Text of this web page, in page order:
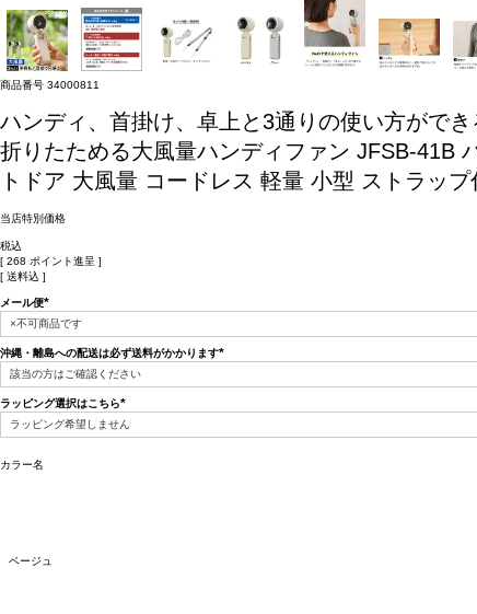
商品番号 34000811
ハンディ、首掛け、卓上と3通りの使い方がで
折りたためる大風量ハンディファン JFSB-41B
トドア 大風量 コードレス 軽量 小型 ストラッ
当店特別価格
税込
[ 268 ポイント進呈 ]
送料込
メール便
(必
須)
沖縄・離島への配送は必ず送料がかかります
ラッピング選択はこちら
(必
カラー名
ベージュ